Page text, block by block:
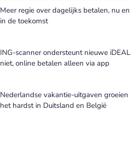
Meer regie over dagelijks betalen, nu en
in de toekomst
ING-scanner ondersteunt nieuwe iDEAL
niet, online betalen alleen via app
Nederlandse vakantie-uitgaven groeien
het hardst in Duitsland en België